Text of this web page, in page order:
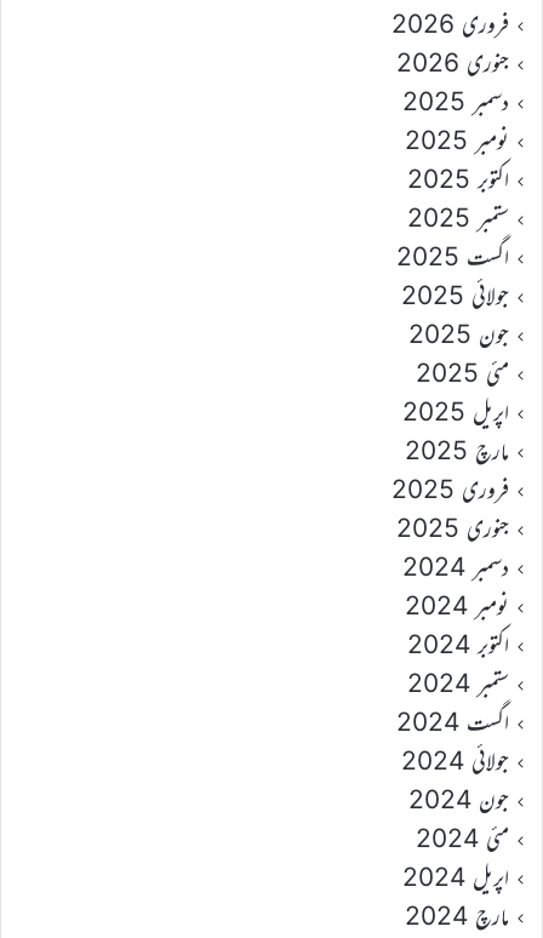
فروری 2026
جنوری 2026
دسمبر 2025
نومبر 2025
اکتوبر 2025
ستمبر 2025
اگست 2025
جولائی 2025
جون 2025
مئی 2025
اپریل 2025
مارچ 2025
فروری 2025
جنوری 2025
دسمبر 2024
نومبر 2024
اکتوبر 2024
ستمبر 2024
اگست 2024
جولائی 2024
جون 2024
مئی 2024
اپریل 2024
مارچ 2024